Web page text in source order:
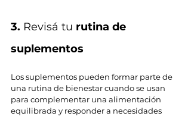
3. Revisá tu rutina de
suplementos
Los suplementos pueden formar parte de
una rutina de bienestar cuando se usan
para complementar una alimentación
equilibrada y responder a necesidades